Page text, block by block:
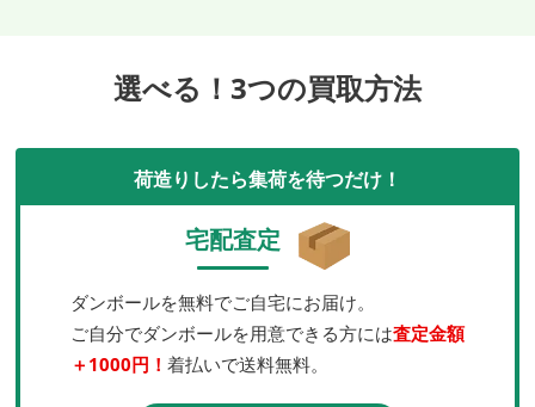
選べる！3つの買取方法
荷造りしたら集荷を待つだけ！
宅配査定
ダンボールを無料でご自宅にお届け。
ご自分でダンボールを用意できる方には査定金額
＋1000円！ 着払いで送料無料。